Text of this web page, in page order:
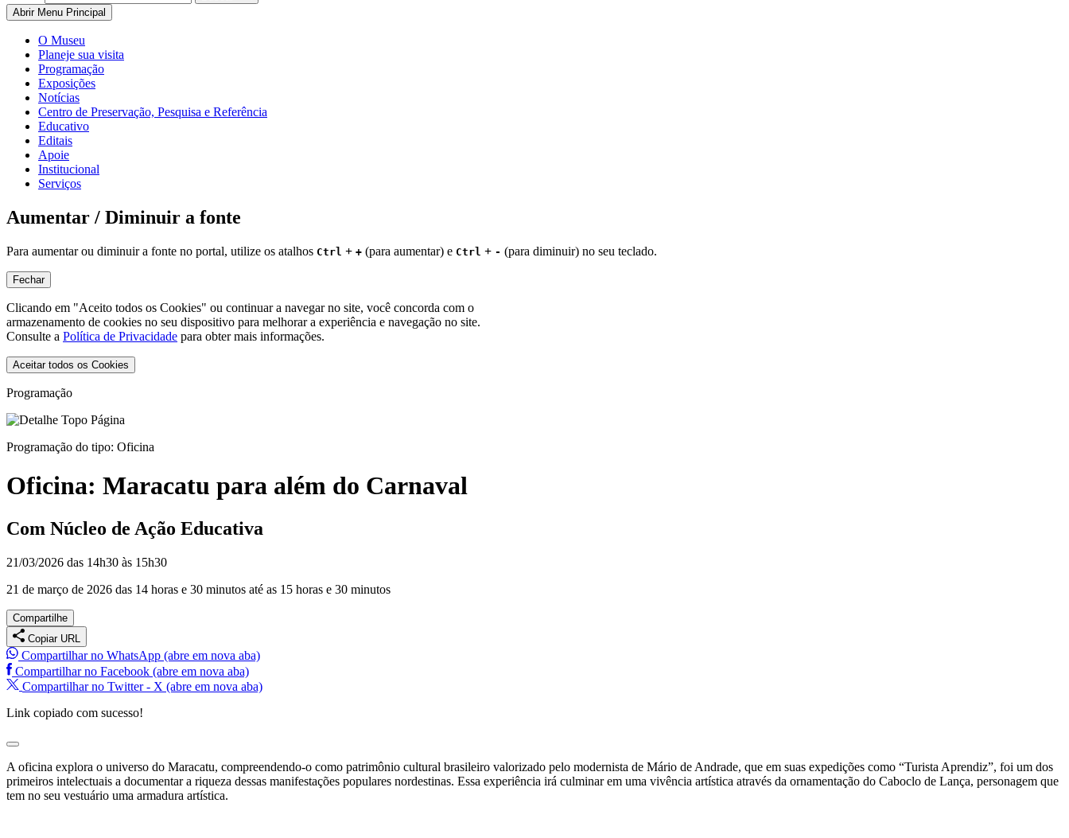
Abrir Menu Principal
O Museu
Planeje sua visita
Programação
Exposições
Notícias
Centro de Preservação, Pesquisa e Referência
Educativo
Editais
Apoie
Institucional
Serviços
Aumentar / Diminuir a fonte
Para aumentar ou diminuir a fonte no portal, utilize os atalhos Ctrl + + (para aumentar) e Ctrl + - (para diminuir) no seu teclado.
Fechar
Clicando em "Aceito todos os Cookies" ou continuar a navegar no site, você concorda com o
armazenamento de cookies no seu dispositivo para melhorar a experiência e navegação no site.
Consulte a Política de Privacidade para obter mais informações.
Aceitar todos os Cookies
Programação
Programação do tipo: Oficina
Oficina: Maracatu para além do Carnaval
Com Núcleo de Ação Educativa
21/03/2026 das 14h30 às 15h30
21 de março de 2026 das 14 horas e 30 minutos até as 15 horas e 30 minutos
Compartilhe
Copiar URL
Compartilhar no WhatsApp (abre em nova aba)
Compartilhar no Facebook (abre em nova aba)
Compartilhar no Twitter - X (abre em nova aba)
Link copiado com sucesso!
A oficina explora o universo do Maracatu, compreendendo-o como patrimônio cultural brasileiro valorizado pelo modernista de Mário de Andrade, que em suas expedições como “Turista Aprendiz”, foi um dos
primeiros intelectuais a documentar a riqueza dessas manifestações populares nordestinas. Essa experiência irá culminar em uma vivência artística através da ornamentação do Caboclo de Lança, personagem que
tem no seu vestuário uma armadura artística.